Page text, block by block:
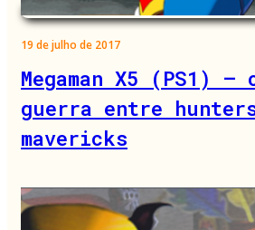
19 de julho de 2017
Megaman X5 (PS1)
guerra entre
mavericks